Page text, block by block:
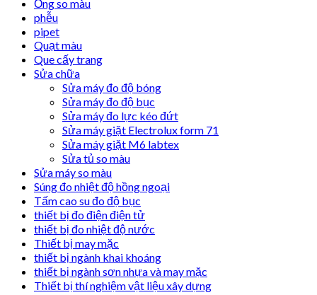
Ống so màu
phễu
pipet
Quạt màu
Que cấy trang
Sửa chữa
Sửa máy đo độ bóng
Sửa máy đo độ bục
Sửa máy đo lực kéo đứt
Sửa máy giặt Electrolux form 71
Sửa máy giặt M6 labtex
Sửa tủ so màu
Sửa máy so màu
Súng đo nhiệt độ hồng ngoại
Tấm cao su đo độ bục
thiết bị đo điện điện tử
thiết bị đo nhiệt độ nước
Thiết bị may mặc
thiết bị ngành khai khoáng
thiết bị ngành sơn nhựa và may mặc
Thiết bị thí nghiệm vật liệu xây dựng